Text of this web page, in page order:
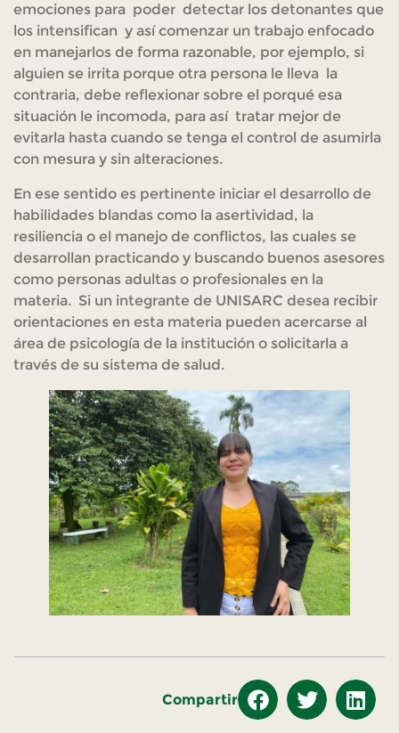
emociones para poder detectar los detonantes que
los intensifican y así comenzar un trabajo enfocado
en manejarlos de forma razonable, por ejemplo, si
alguien se irrita porque otra persona le lleva la
contraria, debe reflexionar sobre el porqué esa
situación le incomoda, para así tratar mejor de
evitarla hasta cuando se tenga el control de asumirla
con mesura y sin alteraciones.
En ese sentido es pertinente iniciar el desarrollo de
habilidades blandas como la asertividad, la
resiliencia o el manejo de conflictos, las cuales se
desarrollan practicando y buscando buenos asesores
como personas adultas o profesionales en la
materia. Si un integrante de UNISARC desea recibir
orientaciones en esta materia pueden acercarse al
área de psicología de la institución o solicitarla a
través de su sistema de salud.
Compartir